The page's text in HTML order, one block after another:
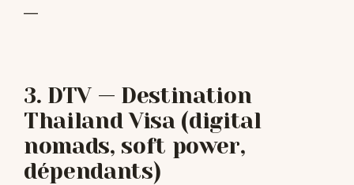
—
3. DTV — Destination
Thailand Visa (digital
nomads, soft power,
dépendants)